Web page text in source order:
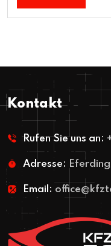
Kontakt
Rufen Sie uns an:
Adresse:
Email: